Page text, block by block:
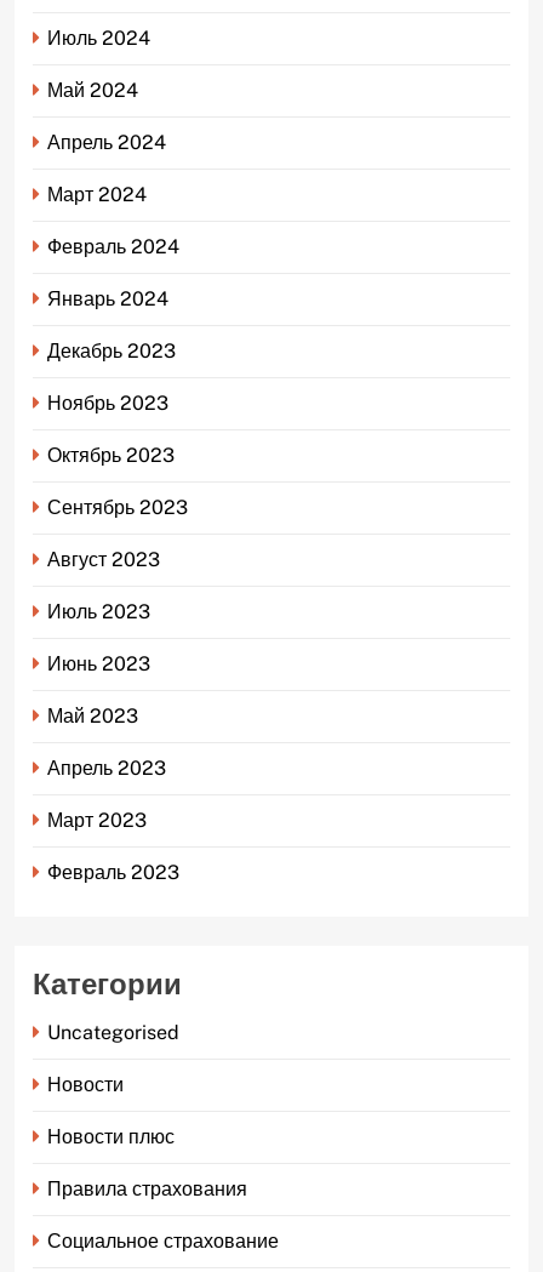
Июль 2024
Май 2024
Апрель 2024
Март 2024
Февраль 2024
Январь 2024
Декабрь 2023
Ноябрь 2023
Октябрь 2023
Сентябрь 2023
Август 2023
Июль 2023
Июнь 2023
Май 2023
Апрель 2023
Март 2023
Февраль 2023
Категории
Uncategorised
Новости
Новости плюс
Правила страхования
Социальное страхование